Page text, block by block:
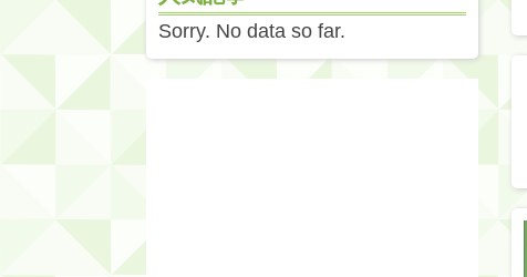
Sorry. No data so far.